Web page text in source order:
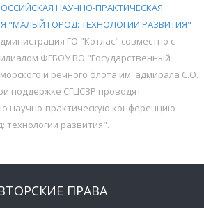
НАУЧНО-ПРАКТИЧЕСКАЯ
"МАЛЫЙ ГОРОД: ТЕХНОЛОГИИ РАЗВИТИЯ"
ГО "Котлас" совместно с
ФГБОУ ВО "Государственный
и речного флота им. адмирала С.О.
поддержке СГЦСЗР проводят
научно-практическую конференцию
технологии развития".
ПРАВА